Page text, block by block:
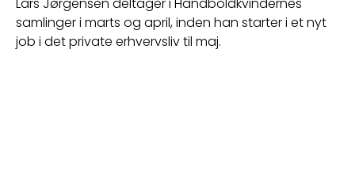
samlinger i marts og april, inden han starter i et nyt
job i det private erhvervsliv til maj.